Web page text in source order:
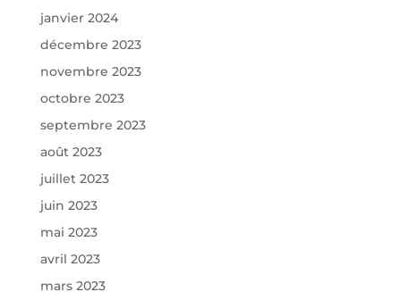
janvier 2024
décembre 2023
novembre 2023
octobre 2023
septembre 2023
août 2023
juillet 2023
juin 2023
mai 2023
avril 2023
mars 2023